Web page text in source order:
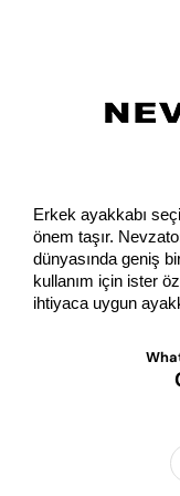
Erkek ayakkabı
önem taşır.
dünyasında geniş
kullanım için ister
ihtiyaca uygun